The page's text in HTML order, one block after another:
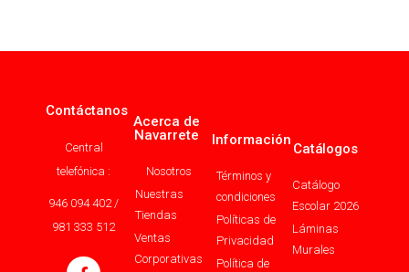
Contáctanos
Central
telefónica :
946 094 402 /
981 333 512
Acerca de
Navarrete
Nosotros
Nuestras
Tiendas
Ventas
Corporativas
Información
Términos y
condiciones
Políticas de
Privacidad
Política de
Catálogos
Catálogo
Escolar 2026
Láminas
Murales